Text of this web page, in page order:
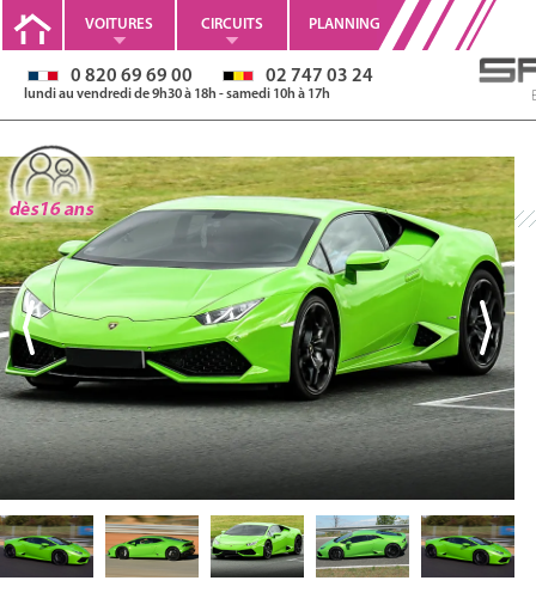
VOITURES CIRCUITS PLANNING
0 820 69 69 00 02 747 03 24
lundi au vendredi de 9h30 à 18h - samedi 10h à 17h